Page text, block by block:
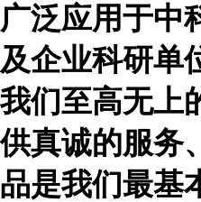
广泛应用于中
及企业科研单
我们至高无上
供真诚的服务
品是我们最基